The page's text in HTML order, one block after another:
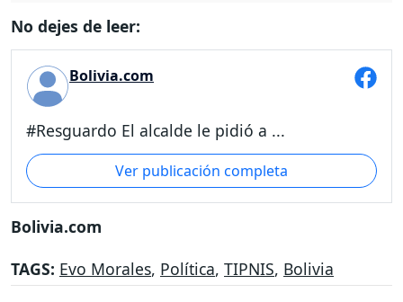
No dejes de leer:
Bolivia.com
#Resguardo El alcalde le pidió a ...
Ver publicación completa
Bolivia.com
TAGS: Evo Morales, Política, TIPNIS, Bolivia